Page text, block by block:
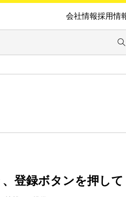
会社情報採用情
登録ボタンを押して